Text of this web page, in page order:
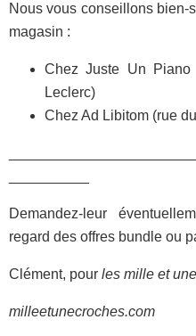
Nous vous conseillons bien-
magasin :
Chez Juste Un Piano
Leclerc)
Chez Ad Libitom (rue
Demandez-leur
regard des offres bundle ou
Clément, pour les mille et
milleetunecroches.com